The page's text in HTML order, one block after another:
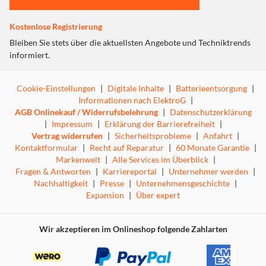
lesbar.
50 MP Triple-Kamera mit OIS – Perfekte Fotos bei
Die50 MP Hauptkameramitoptischer Bildstabilisierung
Quad Pixel-Technologie ermöglicht gestochen
scharfe und detailreiche Aufnahmen – selbst bei
schlechten Lichtverhältnissen. Ergänzt wird sie durch eine
8 MP Ultraweitwinkelkamerafür beeindruckende
Landschaftsaufnahmen sowie eine5 MP Makrokamerafür
detaillierte Nahaufnahmen. Die12 MP Frontkamera
für perfekte Selfies und hochauflösende Videoanrufe.
Aufnahmemodi: Nachtmodus, Porträtmodus, Super
Slow-Mo, Hyperlapse, Makro, Pro-Modus, UHD-
5.000 mAh Akku mit 45 W Schnellladen
Lange Akkulaufzeiten sind mit dem5.000 mAh Akku
Kostenlose Registrierung
Bleiben Sie stets über die aktuellsten Angebote und Techniktrends
informiert.
Cookie-Einstellungen | Digitale Inhalte | Batterieentsorgung |
Informationen nach ElektroG |
AGB Onlinekauf / Widerrufsbelehrung | Datenschutzerklärung
| Impressum | Erklärung der Barrierefreiheit |
Vertrag widerrufen | Sicherheitsprobleme | Anfahrt |
Kontaktformular | Recht auf Reparatur | 60 Monate Garantie |
Markenwelt | Alle Services im Überblick |
Fragen & Antworten | Karriereportal | Unternehmer werden |
Nachhaltigkeit | Presse | Unternehmensgeschichte |
Expansion | Über expert
Wir akzeptieren im Onlineshop folgende Zahlarten